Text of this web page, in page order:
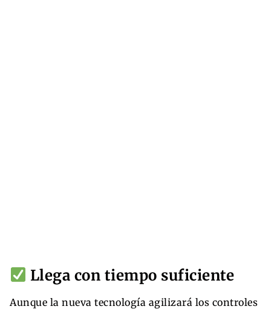
Llega con tiempo suficiente
Aunque la nueva tecnología agilizará los controles